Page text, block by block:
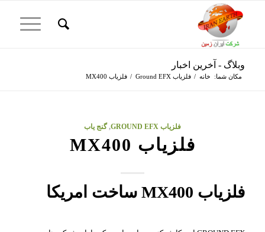
وبلاگ - آخرین اخبار
مکان شما: خانه / فلزیاب Ground EFX / فلزیاب MX400
فلزیاب GROUND EFX ,گنج یاب
فلزیاب MX400
فلزیاب MX400 ساخت امریکا